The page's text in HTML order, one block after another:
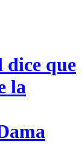
dice que
la